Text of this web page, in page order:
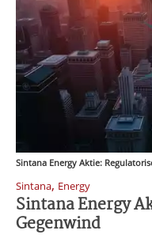
Sintana Energy Aktie:
Sintana, Energy
Sintana Energy
Gegenwind